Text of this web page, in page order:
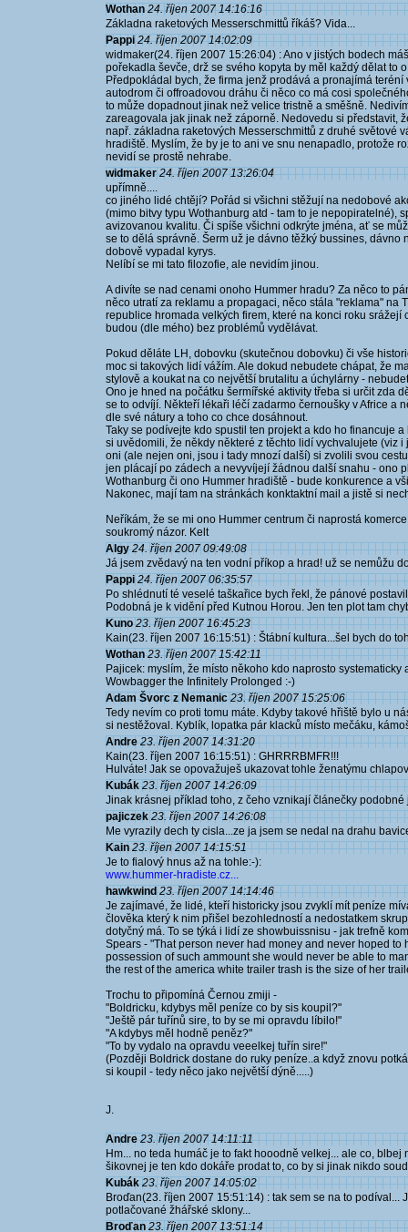
Wothan 24. říjen 2007 14:16:16
Základna raketových Messerschmittů říkáš? Vida...
Pappi 24. říjen 2007 14:02:09
widmaker(24. říjen 2007 15:26:04) : Ano v jistých bodech
pořekadla ševče, drž se svého kopyta by měl každý dělat to
Předpokládal bych, že firma jenž prodává a pronajímá
autodrom či offroadovou dráhu či něco co má cosi
to může dopadnout jinak než velice tristně a směšně.
zareagovala jak jinak než záporně. Nedovedu si představit,
např. základna raketových Messerschmittů z druhé světové
hradiště. Myslím, že by je to ani ve snu nenapadlo, protože
nevidí se prostě nehrabe.
widmaker 24. říjen 2007 13:26:04
upřímně....
co jiného lidé chtějí? Pořád si všichni stěžují na nedobové
(mimo bitvy typu Wothanburg atd - tam to je nepopiratelné),
avizovanou kvalitu. Či spíše všichni odkrýte jména, ať se
se to dělá správně. Šerm už je dávno těžký bussines,
dobově vypadal kyrys.
Nelíbí se mi tato filozofie, ale nevidím jinou.
A divíte se nad cenami onoho Hummer hradu? Za něco to
něco utratí za reklamu a propagaci, něco stála "reklama" na
republice hromada velkých firem, které na konci roku
budou (dle mého) bez problémů vydělávat.
Pokud děláte LH, dobovku (skutečnou dobovku) či vše
moc si takových lidí vážím. Ale dokud nebudete chápat, že
stylově a koukat na co největší brutalitu a úchylárny -
Ono je hned na počátku šermířské aktivity třeba si určit zda
se to odvíjí. Někteří lékaři léčí zadarmo černoušky v Africe a
dle své nátury a toho co chce dosáhnout.
Taky se podívejte kdo spustil ten projekt a kdo ho financuje
si uvědomili, že někdy některé z těchto lidí vychvalujete (viz
oni (ale nejen oni, jsou i tady mnozí další) si zvolili svou
jen plácají po zádech a nevyvíjejí žádnou další snahu - ono
Wothanburg či ono Hummer hradiště - bude konkurence a
Nakonec, mají tam na stránkách konktaktní mail a jistě si
Neříkám, že se mi ono Hummer centrum či naprostá
soukromý názor. Kelt
Algy 24. říjen 2007 09:49:08
Já jsem zvědavý na ten vodní příkop a hrad! už se nemůžu
Pappi 24. říjen 2007 06:35:57
Po shlédnutí té veselé taškařice bych řekl, že pánové
Podobná je k vidění před Kutnou Horou. Jen ten plot tam
Kuno 23. říjen 2007 16:45:23
Kain(23. říjen 2007 16:15:51) : Štábní kultura...šel bych do
Wothan 23. říjen 2007 15:42:11
Pajicek: myslím, že místo někoho kdo naprosto
Wowbagger the Infinitely Prolonged :-)
Adam Švorc z Nemanic 23. říjen 2007 15:25:06
Tedy nevím co proti tomu máte. Kdyby takové hřiště bylo u
si nestěžoval. Kyblík, lopatka pár klacků místo mečáku,
Andre 23. říjen 2007 14:31:20
Kain(23. říjen 2007 16:15:51) : GHRRRBMFR!!!
Hulváte! Jak se opovažuješ ukazovat tohle ženatýmu
Kubák 23. říjen 2007 14:26:09
Jinak krásnej příklad toho, z čeho vznikají článečky
pajiczek 23. říjen 2007 14:26:08
Me vyrazily dech ty cisla...ze ja jsem se nedal na drahu
Kain 23. říjen 2007 14:15:51
Je to fialový hnus až na tohle:-):
www.hummer-hradiste.cz...
hawkwind 23. říjen 2007 14:14:46
Je zajímavé, že lidé, kteří historicky jsou zvyklí mít peníze
člověka který k nim přišel bezohledností a nedostatkem
dotyčný má. To se týká i lidí ze showbuissnisu - jak trefně
Spears - "That person never had money and never hoped
possession of such ammount she would never be able to
the rest of the america white trailer trash is the size of her
Trochu to připomíná Černou zmiji -
"Boldricku, kdybys měl peníze co by sis koupil?"
"Ještě pár tuřínů sire, to by se mi opravdu líbilo!"
"A kdybys měl hodně peněz?"
"To by vydalo na opravdu veeelkej tuřín sire!"
(Později Boldrick dostane do ruky peníze..a když znovu
si koupil - tedy něco jako největší dýně.....)
J.
Andre 23. říjen 2007 14:11:11
Hm... no teda humáč je to fakt hooodně velkej... ale co,
šikovnej je ten kdo dokáře prodat to, co by si jinak nikdo
Kubák 23. říjen 2007 14:05:02
Broďan(23. říjen 2007 15:51:14) : tak sem se na to
potlačované žhářské sklony...
Broďan 23. říjen 2007 13:51:14